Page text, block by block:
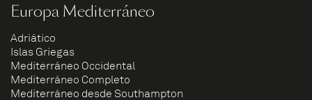
Europa Mediterráneo
Adriático
Islas Griegas
Mediterráneo Occidental
Mediterráneo Completo
Mediterráneo desde Southampton